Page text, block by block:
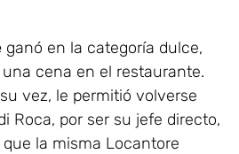
ganó en la categoría dulce,
cena en el restaurante.
vez, le permitió volverse
Roca, por ser su jefe directo,
la misma Locantore